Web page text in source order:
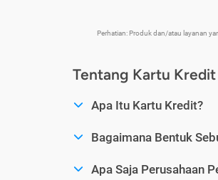
Perhatian: Produk dan/atau layanan
Tentang Kartu Kredit
Apa Itu Kartu Kredit?
Bagaimana Bentuk
Apa Saja Perusahaan